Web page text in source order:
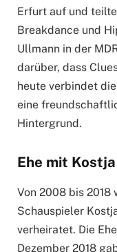
Erfurt auf und
Breakdance und
Ullmann in der
darüber, dass
heute verbindet
eine
Hintergrund.
Ehe mit
Von 2008 bis 2018
Schauspieler
verheiratet. Die
Dezember 2018